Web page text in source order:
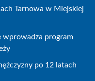
Tarnowa w Miejskiej
wprowadza program
po 12 latach